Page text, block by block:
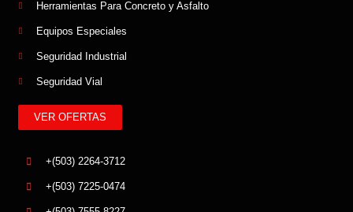
Herramientas Para Concreto y Asfalto
Equipos Especiales
Seguridad Industrial
Seguridad Vial
VER OFERTAS
+(503) 2264-3712
+(503) 7225-0474